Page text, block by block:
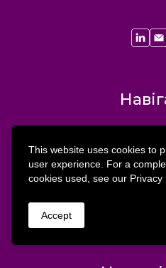
Політика
This website uses cookies to
user experience. For a
cookies used, see our Privacy
Accept